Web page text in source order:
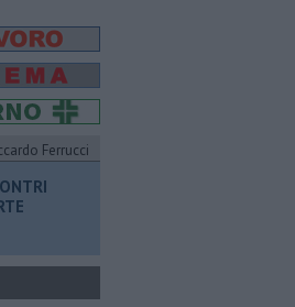
Ferrucci